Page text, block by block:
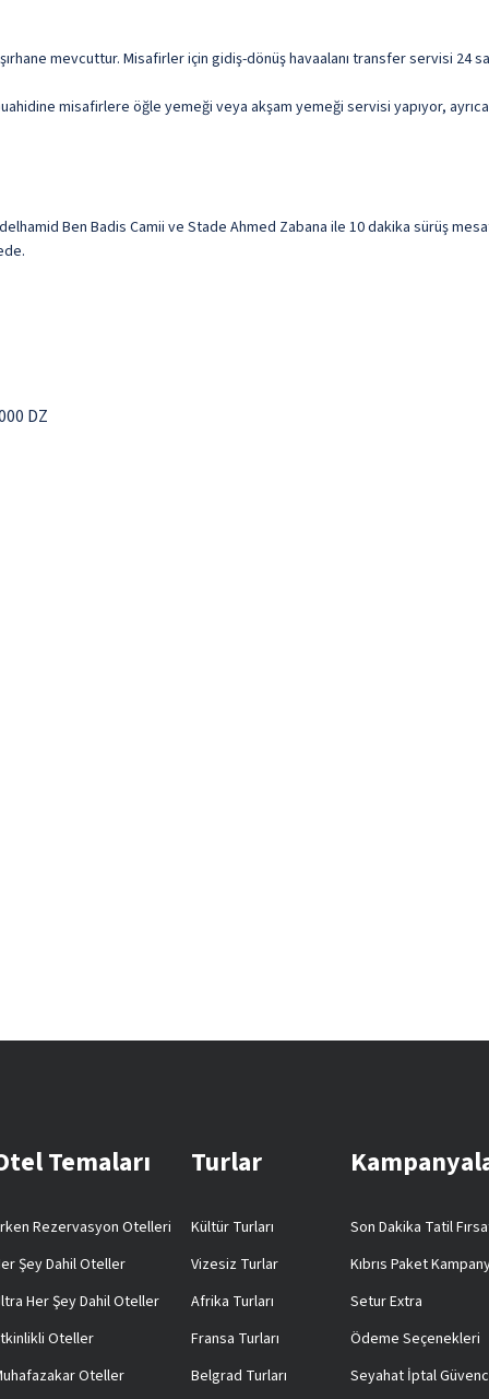
mevcuttur. Misafirler için gidiş-dönüş havaalanı transfer servisi
misafirlere öğle yemeği veya akşam yemeği servisi yapıyor,
Ben Badis Camii ve Stade Ahmed Zabana ile 10 dakika sürüş
DZ
Temaları
Rezervasyon Otelleri
Şey Dahil Oteller
Her Şey Dahil Oteller
Oteller
Oteller
Turlar
Kültür Turları
Vizesiz Turlar
Afrika Turları
Fransa Turları
Belgrad Turları
Son Dakika Tatil
Kıbrıs Paket
Setur Extra
Ödeme Seçenekleri
Seyahat İptal